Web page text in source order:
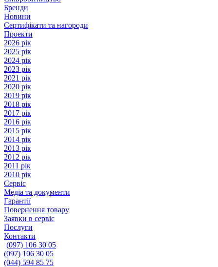
Бренди
Новини
Сертифікати та нагороди
Проекти
2026 рік
2025 рік
2024 рік
2023 рік
2021 рік
2020 рік
2019 рік
2018 рік
2017 рік
2016 рік
2015 рік
2014 рік
2013 рік
2012 рік
2011 рік
2010 рік
Сервіс
Медіа та документи
Гарантії
Повернення товару
Заявки в сервіс
Послуги
Контакти
(097) 106 30 05
(097) 106 30 05
(044) 594 85 75